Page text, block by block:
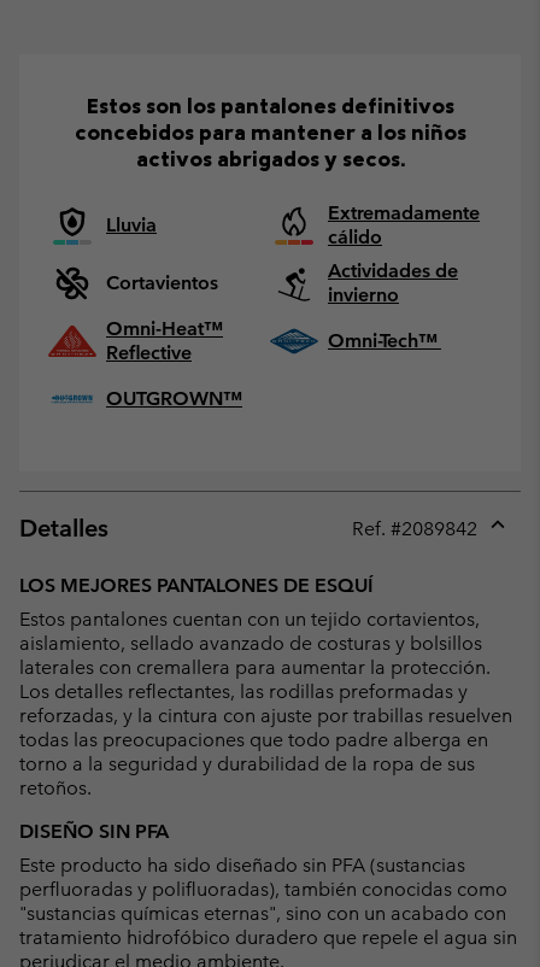
Estos son los pantalones definitivos
concebidos para mantener a los niños
activos abrigados y secos.
Lluvia
Extremadamente
cálido
Cortavientos
Actividades de
invierno
Omni-Heat™
Reflective
Omni-Tech™
OUTGROWN™
Detalles Ref. #2089842
LOS MEJORES PANTALONES DE ESQUÍ
Estos pantalones cuentan con un tejido cortavientos,
aislamiento, sellado avanzado de costuras y bolsillos
laterales con cremallera para aumentar la protección.
Los detalles reflectantes, las rodillas preformadas y
reforzadas, y la cintura con ajuste por trabillas resuelven
todas las preocupaciones que todo padre alberga en
torno a la seguridad y durabilidad de la ropa de sus
retoños.
DISEÑO SIN PFA
Este producto ha sido diseñado sin PFA (sustancias
perfluoradas y polifluoradas), también conocidas como
"sustancias químicas eternas", sino con un acabado con
tratamiento hidrofóbico duradero que repele el agua sin
perjudicar el medio ambiente.